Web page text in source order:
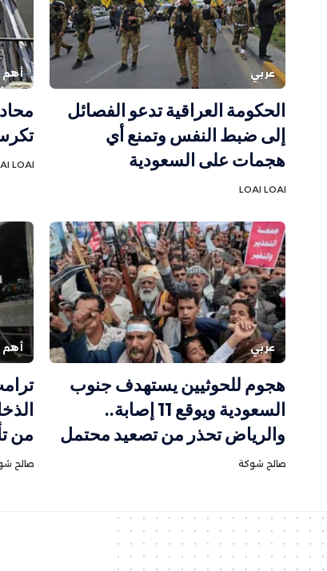
عربي
الحكومة العراقية تدعو الفصائل
إلى ضبط النفس وتمنع أي
هجمات على السعودية
LOAI LOAI
أهم
LOAI
عربي
هجوم للحوثيين يستهدف جنوب
السعودية ويوقع 11 إصابة..
والرياض تحذر من تصعيد محتمل
صالح شوكة
أهم
من
صالح